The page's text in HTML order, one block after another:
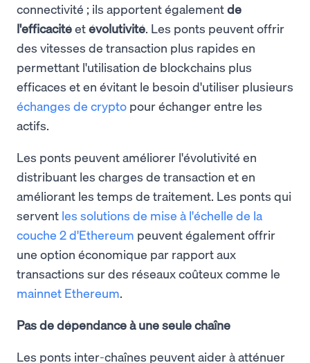
connectivité ; ils apportent égalementde
l'efficacitéetévolutivité. Les ponts peuvent offrir
des vitesses de transaction plus rapides en
permettant l'utilisation de blockchains plus
efficaces et en évitant le besoin d'utiliser plusieurs
échanges de crypto pour échanger entre les
actifs.
Les ponts peuvent améliorer l'évolutivité en
distribuant les charges de transaction et en
améliorant les temps de traitement. Les ponts qui
servent les solutions de mise à l'échelle de la
couche 2 d'Ethereum peuvent également offrir
une option économique par rapport aux
transactions sur des réseaux coûteux comme le
mainnet Ethereum.
Pas de dépendance à une seule chaîne
Les ponts inter-chaînes peuvent aider à atténuer